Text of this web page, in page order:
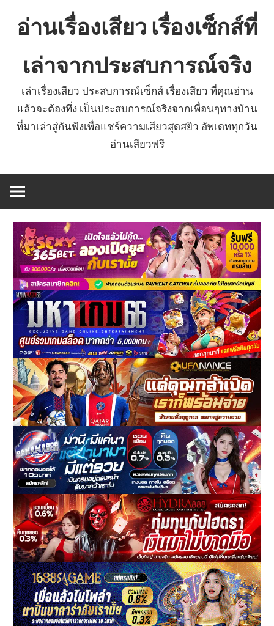
อ่านเรื่องเสียว เรื่องเซ็กส์ที่
เล่าจากประสบการณ์จริง
เล่าเรื่องเสียว ประสบการณ์เซ็กส์ เรื่องเสียว ที่คุณอ่าน
แล้วจะต้องทึ่ง เป็นประสบการณ์จริงจากเพื่อนๆทางบ้าน
ที่มาเล่าสู่กันฟังเพื่อแชร์ความเสียวสุดสยิว อัพเดททุกวัน
อ่านเสียวฟรี